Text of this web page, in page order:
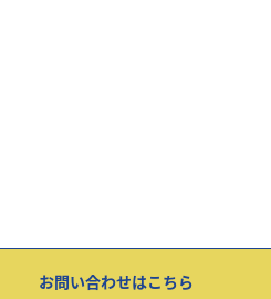
お問い合わせはこちら